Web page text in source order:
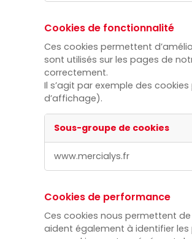
Cookies de fonctionnalité
Ces cookies permettent
sont utilisés sur les pages de
correctement.
Il s’agit par exemple des
d’affichage).
Sous-groupe de cookies
www.mercialys.fr
Cookies de performance
Ces cookies nous permettent
aident également à identifier les